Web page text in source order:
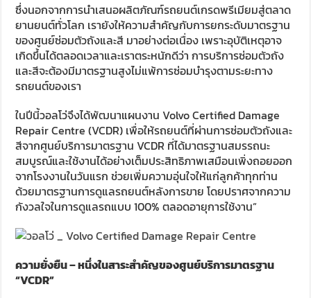
ซึ่งนอกจากการนำเสนอผลิตภัณฑ์รถยนต์เกรดพรีเมียมสู่ตลาด
ยานยนต์ทั่วโลก เรายังให้ความสำคัญกับการยกระดับมาตรฐาน
ของศูนย์ซ่อมตัวถังและสี มาอย่างต่อเนื่อง เพราะอุบัติเหตุอาจ
เกิดขึ้นได้ตลอดเวลาและเราตระหนักดีว่า การบริการซ่อมตัวถัง
และสีจะต้องมีมาตรฐานสูงไม่แพ้การซ่อมบำรุงตามระยะทาง
รถยนต์ของเรา
ในปีนี้วอลโว่จึงได้พัฒนาแผนงาน Volvo Certified Damage
Repair Centre (VCDR) เพื่อให้รถยนต์ที่ผ่านการซ่อมตัวถังและ
สีจากศูนย์บริการมาตรฐาน VCDR ที่ได้มาตรฐานสมรรถนะ
สมบูรณ์และใช้งานได้อย่างเต็มประสิทธิภาพเสมือนเพิ่งถอยออก
จากโรงงานในวันแรก ช่วยเพิ่มความอุ่นใจให้แก่ลูกค้าทุกท่าน
ด้วยมาตรฐานการดูแลรถยนต์หลังการขาย โดยปราศจากความ
กังวลใจในการดูแลรถแบบ 100% ตลอดอายุการใช้งาน”
ความยั่งยืน – หนึ่งในสาระสำคัญของศูนย์บริการมาตรฐาน
“VCDR”